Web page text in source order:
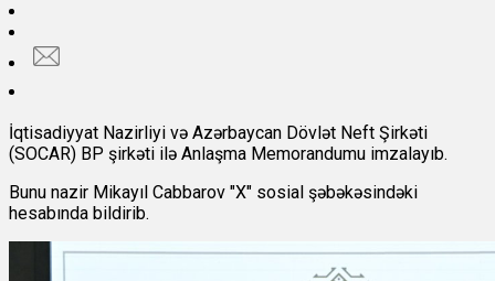
İqtisadiyyat Nazirliyi və Azərbaycan Dövlət Neft Şirkəti
(SOCAR) BP şirkəti ilə Anlaşma Memorandumu imzalayıb.
Bunu nazir Mikayıl Cabbarov "X" sosial şəbəkəsindəki
hesabında bildirib.